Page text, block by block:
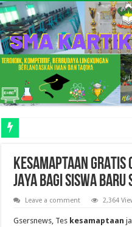
KESAMAPTAAN GRATIS
JAYA BAGI SISWA
Leave a comment 2,364
Gsersnews, Tes kesamaptaan